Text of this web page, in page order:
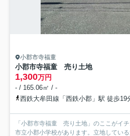
小郡市寺福童
小郡市寺福童 売り土地
1,300万円
- / 165.06㎡ / -
西鉄大牟田線「西鉄小郡」駅 徒歩19
「小郡市寺福童 売り土地」のここがイ
市立小郡小学校があります。立地してい